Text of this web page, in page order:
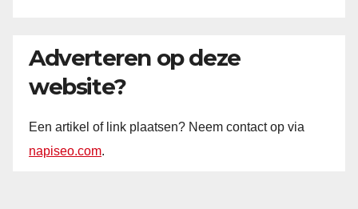
Adverteren op deze
website?
Een artikel of link plaatsen? Neem contact op via
napiseo.com.